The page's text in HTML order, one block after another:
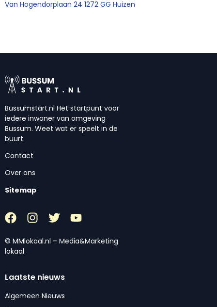
Van Hogendorplaan 24 1272 GG Huizen
Bussumstart.nl Het startpunt voor
iedere inwoner van omgeving
Bussum. Weet wat er speelt in de
buurt.
Contact
Over ons
Sitemap
© MMlokaal.nl – Media&Marketing
lokaal
Laatste nieuws
Algemeen Nieuws